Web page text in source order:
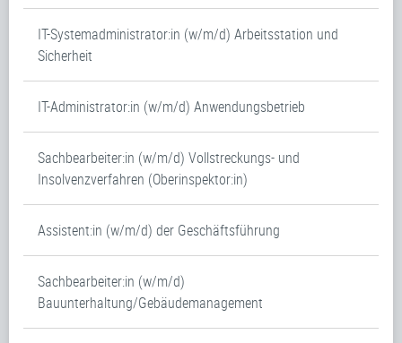
IT-Systemadministrator:in (w/m/d) Arbeitsstation und
Sicherheit
IT-Administrator:in (w/m/d) Anwendungsbetrieb
Sachbearbeiter:in (w/m/d) Vollstreckungs- und
Insolvenzverfahren (Oberinspektor:in)
Assistent:in (w/m/d) der Geschäftsführung
Sachbearbeiter:in (w/m/d)
Bauunterhaltung/Gebäudemanagement